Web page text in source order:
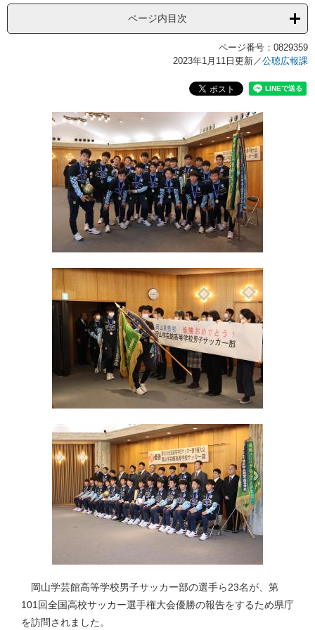
ページ内目次
ページ番号：0829359
2023年1月11日更新／公聴広報課
岡山学芸館高等学校男子サッカー部の選手ら23名が、第
101回全国高校サッカー選手権大会優勝の報告をするため県庁
を訪問されました。